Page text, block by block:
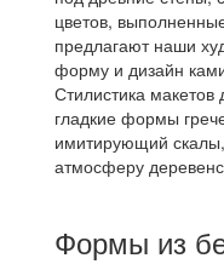
цветов,
предлагают наши
форму и дизайн
Стилистика макетов
гладкие формы
имитирующий скалы,
атмосферу
Формы из